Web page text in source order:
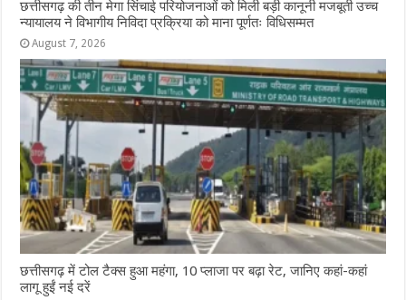
छत्तीसगढ़ की तीन मेगा सिंचाई परियोजनाओं को मिली बड़ी कानूनी मजबूती उच्च
न्यायालय ने विभागीय निविदा प्रक्रिया को माना पूर्णतः विधिसम्मत
August 7, 2026
छत्तीसगढ़ में टोल टैक्स हुआ महंगा, 10 प्लाजा पर बढ़ा रेट, जानिए कहां-कहां
लागू हुईं नई दरें